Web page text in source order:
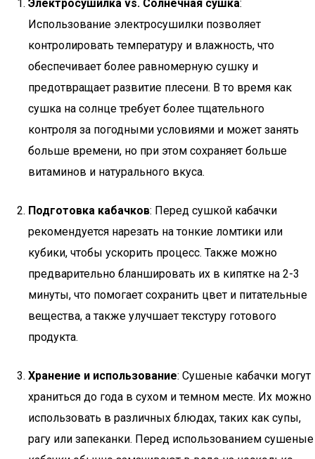
Электросушилка vs. Солнечная сушка:
Использование электросушилки позволяет
контролировать температуру и влажность, что
обеспечивает более равномерную сушку и
предотвращает развитие плесени. В то время как
сушка на солнце требует более тщательного
контроля за погодными условиями и может занять
больше времени, но при этом сохраняет больше
витаминов и натурального вкуса.
Подготовка кабачков: Перед сушкой кабачки
рекомендуется нарезать на тонкие ломтики или
кубики, чтобы ускорить процесс. Также можно
предварительно бланшировать их в кипятке на 2-3
минуты, что помогает сохранить цвет и питательные
вещества, а также улучшает текстуру готового
продукта.
Хранение и использование: Сушеные кабачки могут
храниться до года в сухом и темном месте. Их можно
использовать в различных блюдах, таких как супы,
рагу или запеканки. Перед использованием сушеные